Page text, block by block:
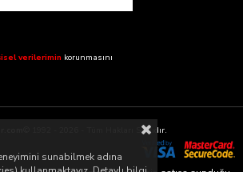
verilerimin korunmasını
© 1992 - 2026 - Tüm Hakları Saklıdır.
sunabilmek adına